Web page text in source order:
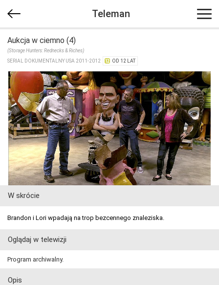
Teleman
Aukcja w ciemno (4)
(Storage Hunters: Rednecks & Riches)
SERIAL DOKUMENTALNY USA 2011-2012
OD 12 LAT
W skrócie
Brandon i Lori wpadają na trop bezcennego znaleziska.
Oglądaj w telewizji
Program archiwalny.
Opis